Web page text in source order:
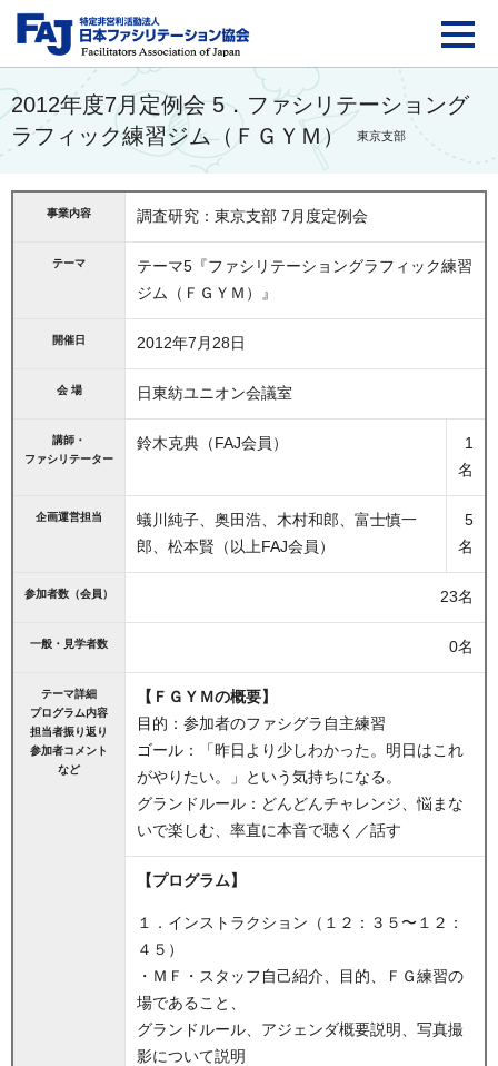
FAJ：特定非営利活動
2012年度7月定例会 5．ファシリテーショング
ラフィック練習ジム（ＦＧＹＭ）
東京支部
事業内容 調査研究：東京支部 7月度定例会
テーマ
テーマ5『ファシリテーショングラフィック練習
ジム（ＦＧＹＭ）』
開催日 2012年7月28日
会 場 日東紡ユニオン会議室
講師・
ファシリテーター
鈴木克典（FAJ会員）
1
名
企画運営担当
蟻川純子、奥田浩、木村和郎、富士慎一
郎、松本賢（以上FAJ会員）
5
名
参加者数（会員） 23名
一般・見学者数 0名
テーマ詳細
プログラム内容
担当者振り返り
参加者コメント
など
【ＦＧＹＭの概要】
目的：参加者のファシグラ自主練習
ゴール：「昨日より少しわかった。明日はこれ
がやりたい。」という気持ちになる。
グランドルール：どんどんチャレンジ、悩まな
いで楽しむ、率直に本音で聴く／話す
【プログラム】
１．インストラクション（１２：３５〜１２：
４５）
・ＭＦ・スタッフ自己紹介、目的、ＦＧ練習の
場であること、
グランドルール、アジェンダ概要説明、写真撮
影について説明